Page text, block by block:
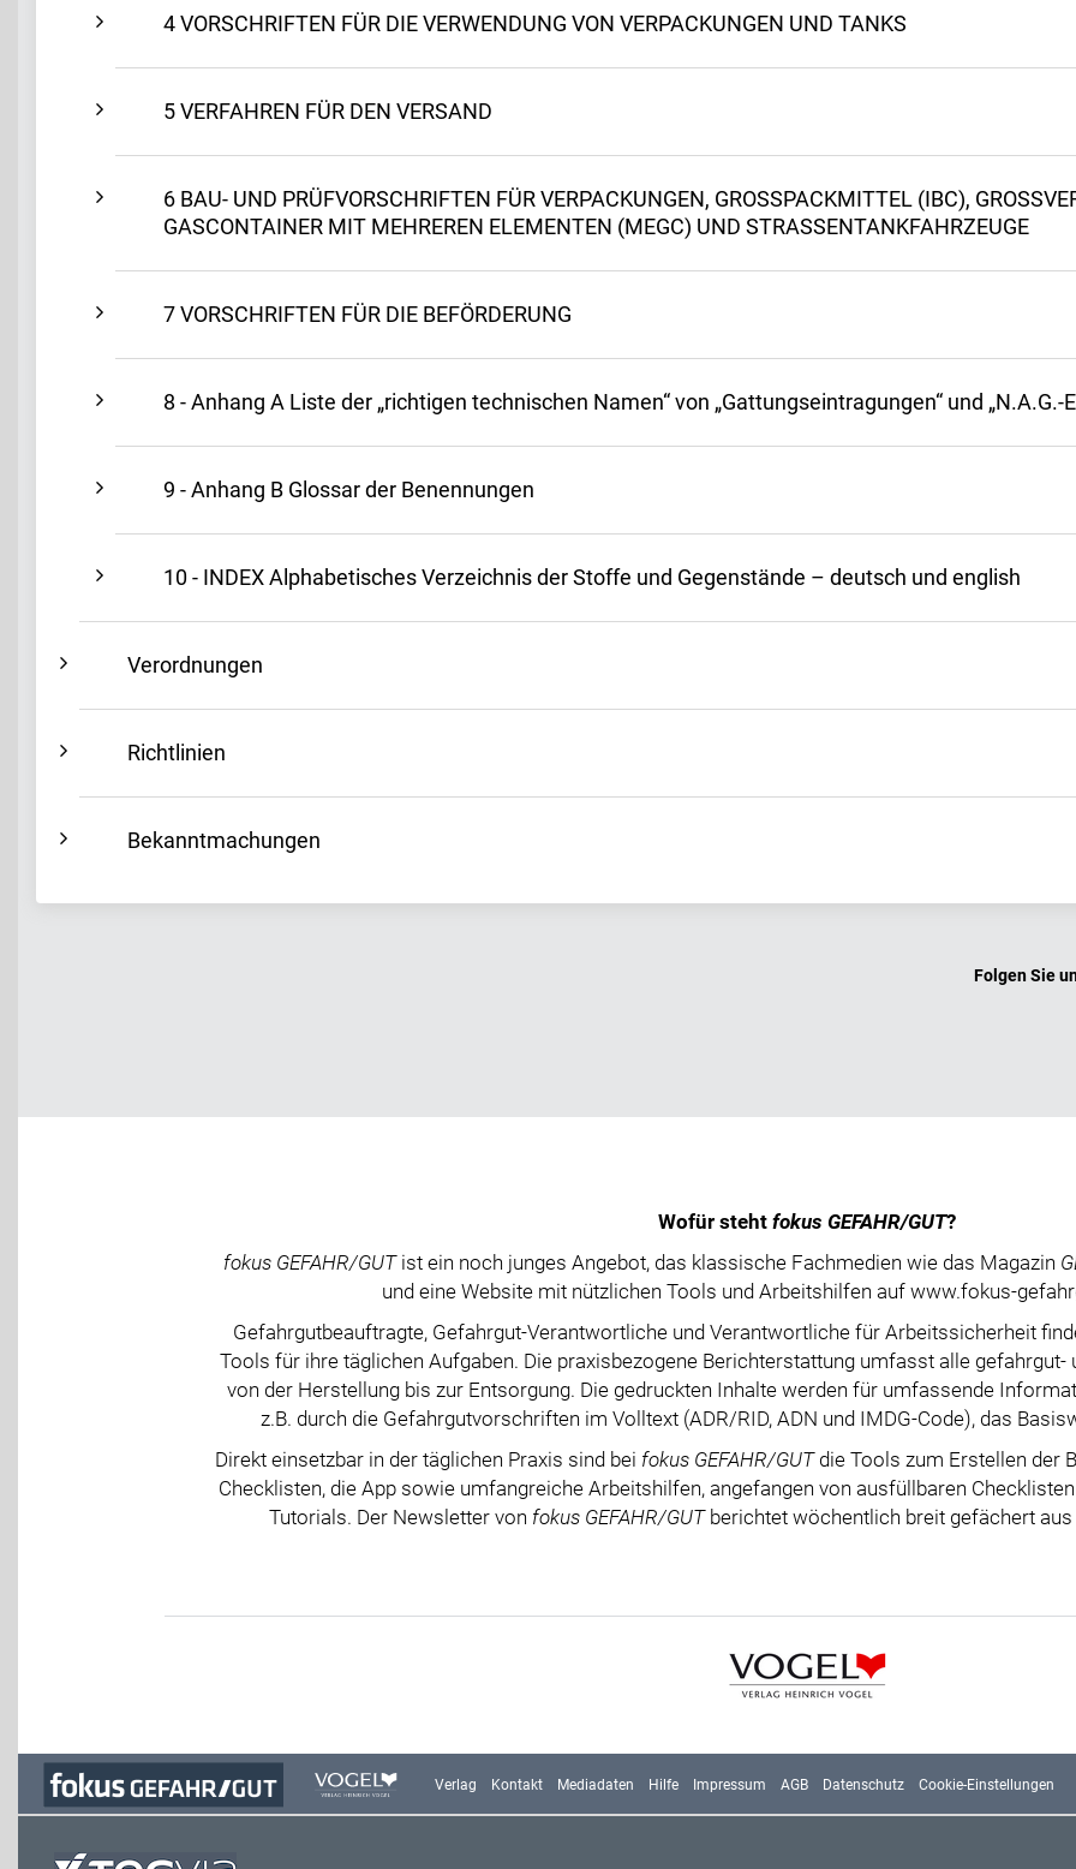
4 VORSCHRIFTEN FÜR DIE VERWENDUNG VON VERPACKUNGEN UND TANKS
5 VERFAHREN FÜR DEN VERSAND
6 BAU- UND PRÜFVORSCHRIFTEN FÜR VERPACKUNGEN, GROSSPACKMITTEL (IBC),
GASCONTAINER MIT MEHREREN ELEMENTEN (MEGC) UND STRASSEN­TANKFAHRZEUGE
7 VORSCHRIFTEN FÜR DIE BEFÖRDERUNG
8 - Anhang A Liste der „richtigen technischen Namen“ von „Gattungseintragungen“ und „N.A.G.-
9 - Anhang B Glossar der Benennungen
10 - INDEX Alphabetisches Verzeichnis der Stoffe und Gegenstände – deutsch und english
Verordnungen
Richtlinien
Bekanntmachungen
Folgen Sie
Wofür steht fokus GEFAHR/GUT?
fokus GEFAHR/GUTist ein noch junges Angebot, das klassische Fachmedien wie das Magazin
und eine Website mit nützlichen Tools und Arbeitshilfen auf www.fokus-
Gefahrgutbeauftragte, Gefahrgut-Verantwortliche und Verantwortliche für Arbeitssicherheit
Tools für ihre täglichen Aufgaben. Die praxisbezogene Berichterstattung umfasst alle
von der Herstellung bis zur Entsorgung. Die gedruckten Inhalte werden für umfassende
z.B. durch die Gefahrgutvorschriften im Volltext (ADR/RID, ADN und IMDG-Code), das
Direkt einsetzbar in der täglichen Praxis sind bei fokus GEFAHR/GUTdie Tools zum Erstellen der
Checklisten, die App sowie umfangreiche Arbeitshilfen, angefangen von ausfüllbaren
Tutorials. Der Newsletter von fokus GEFAHR/GUTberichtet wöchentlich breit gefächert
Verlag Kontakt Mediadaten Hilfe Impressum AGB Datenschutz Cookie-Einstellungen